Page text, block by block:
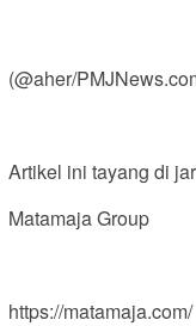
(@aher/
Artikel ini tayang di
Matamaja Group
https://matamaja.com/